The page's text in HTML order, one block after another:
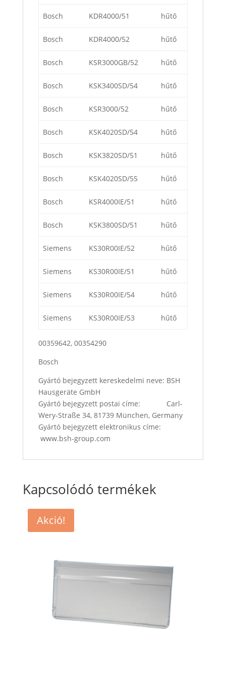
Bosch KDR4000/51 hűtő
Bosch KDR4000/52 hűtő
Bosch KSR3000GB/52 hűtő
Bosch KSK3400SD/54 hűtő
Bosch KSR3000/52 hűtő
Bosch KSK4020SD/54 hűtő
Bosch KSK3820SD/51 hűtő
Bosch KSK4020SD/55 hűtő
Bosch KSR4000IE/51 hűtő
Bosch KSK3800SD/51 hűtő
Siemens KS30R00IE/52 hűtő
Siemens KS30R00IE/51 hűtő
Siemens KS30R00IE/54 hűtő
Siemens KS30R00IE/53 hűtő
00359642, 00354290
Bosch
Gyártó bejegyzett kereskedelmi neve: BSH
Hausgeräte GmbH
Gyártó bejegyzett postai címe: Carl-
Wery-Straße 34, 81739 München, Germany
Gyártó bejegyzett elektronikus címe:
www.bsh-group.com
Kapcsolódó termékek
Akció!